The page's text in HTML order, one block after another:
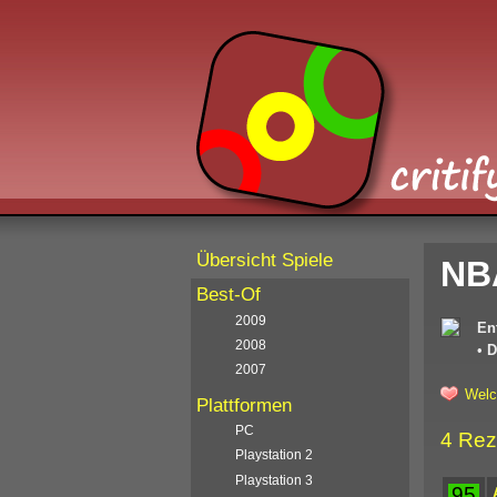
•
4
Übersicht Spiele
Best-Of
2009
2008
2007
Plattformen
PC
Playstation 2
Playstation 3